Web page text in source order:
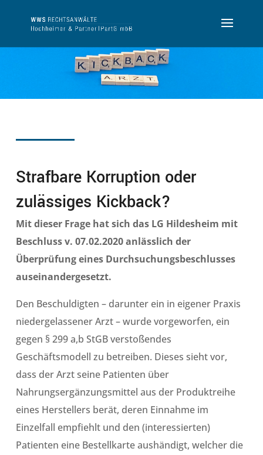
Strafbare Korruption oder
zulässiges Kickback?
Mit dieser Frage hat sich das LG Hildesheim mit
Beschluss v. 07.02.2020 anlässlich der
Überprüfung eines Durchsuchungsbeschlusses
auseinandergesetzt.
Den Beschuldigten – darunter ein in eigener Praxis
niedergelassener Arzt – wurde vorgeworfen, ein
gegen § 299 a,b StGB verstoßendes
Geschäftsmodell zu betreiben. Dieses sieht vor,
dass der Arzt seine Patienten über
Nahrungsergänzungsmittel aus der Produktreihe
eines Herstellers berät, deren Einnahme im
Einzelfall empfiehlt und den (interessierten)
Patienten eine Bestellkarte aushändigt, welcher die